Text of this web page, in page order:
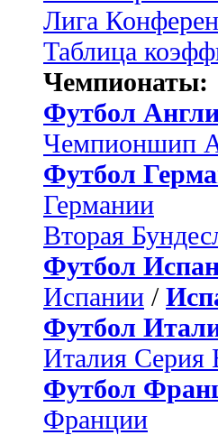
Лига
Таблица
Чемпионаты:
Футбол
Чемпионшип
Футбол
Германии
Вторая
Футбол
Испании /
Футбол
Италия Серия
Футбол
Франции